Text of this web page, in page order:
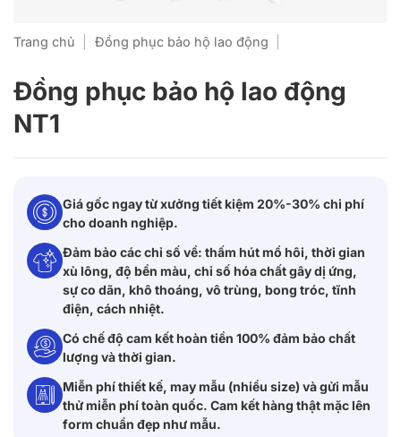
Trang chủ Đồng phục bảo hộ lao động
Đồng phục bảo hộ lao động
NT1
Giá gốc ngay từ xưởng tiết kiệm 20%-30% chi phí
cho doanh nghiệp.
Đảm bảo các chỉ số về: thấm hút mồ hôi, thời gian
xù lông, độ bền màu, chỉ số hóa chất gây dị ứng,
sự co dãn, khô thoáng, vô trùng, bong tróc, tĩnh
điện, cách nhiệt.
Có chế độ cam kết hoàn tiền 100% đảm bảo chất
lượng và thời gian.
Miễn phí thiết kế, may mẫu (nhiều size) và gửi mẫu
thử miễn phí toàn quốc. Cam kết hàng thật mặc lên
form chuẩn đẹp như mẫu.